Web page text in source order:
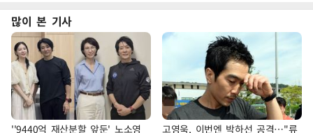
많이 본 기사
''9440억 재산분할 앞둔' 노소영 고영욱, 이번엔 박하선 공격…"류